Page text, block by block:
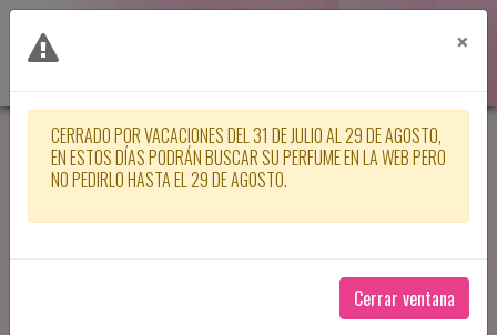
CERRADO POR VACACIONES DEL 31
DE JULIO AL 29 DE AGOSTO, EN
ESTOS DÍAS PODRÁN BUSCAR SU
PERFUME EN LA WEB PERO NO
PEDIRLO HASTA EL 29 DE AGOSTO.
×
CERRADO POR VACACIONES DEL 31 DE JULIO AL 29 DE AGOSTO,
EN ESTOS DÍAS PODRÁN BUSCAR SU PERFUME EN LA WEB PERO
NO PEDIRLO HASTA EL 29 DE AGOSTO.
Cerrar ventana